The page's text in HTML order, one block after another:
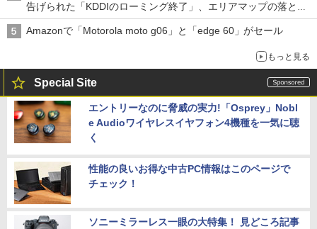
告げられた「KDDIのローミング終了」、エリアマップの落とし
穴と楽天モバイルの課題
Amazonで「Motorola moto g06」と「edge 60」がセール
もっと見る
Special Site
エントリーなのに脅威の実力!「Osprey」Nobl
e Audioワイヤレスイヤフォン4機種を一気に聴
く
性能の良いお得な中古PC情報はこのページで
チェック！
ソニーミラーレス一眼の大特集！ 見どころ記事